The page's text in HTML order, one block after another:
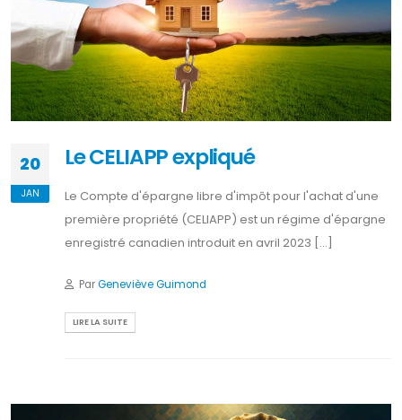
20
JAN
Le CELIAPP expliqué
Le Compte d'épargne libre d'impôt pour l'achat d'une
première propriété (CELIAPP) est un régime d'épargne
enregistré canadien introduit en avril 2023 [...]
ParGeneviève Guimond
LIRE LA SUITE